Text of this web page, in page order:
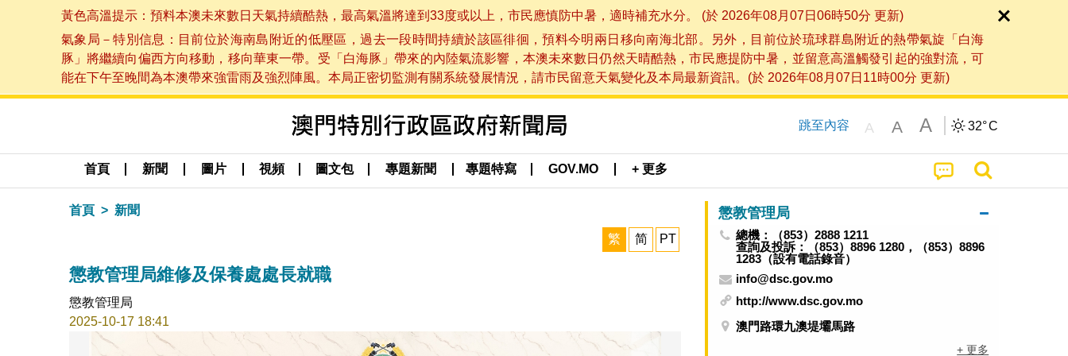
黃色高溫提示：預料本澳未來數日天氣持續酷熱，最高氣溫將達到33度或以上，市民應慎防中暑，適時補充水分。 (於 2026年08月07日06時50分 更新)
氣象局－特別信息：目前位於海南島附近的低壓區，過去一段時間持續於該區徘徊，預料今明兩日移向南海北部。另外，目前位於琉球群島附近的熱帶氣旋「白海
豚」將繼續向偏西方向移動，移向華東一帶。受「白海豚」帶來的內陸氣流影響，本澳未來數日仍然天晴酷熱，市民應提防中暑，並留意高溫觸發引起的強對流，可
能在下午至晚間為本澳帶來強雷雨及強烈陣風。本局正密切監測有關系統發展情況，請市民留意天氣變化及本局最新資訊。(於 2026年08月07日11時00分 更新)
跳至內容 A A A 32°C
首頁 新聞 圖片 視頻 圖文包 專題新聞 專題特寫 GOV.MO + 更多
首頁 新聞
繁 简 PT
懲教管理局維修及保養處處長就職
懲教管理局
2025-10-17 18:41
懲教管理局
總機：（853）2888 1211
查詢及投訴：（853）8896 1280，（853）8896
1283（設有電話錄音）
info@dsc.gov.mo
http://www.dsc.gov.mo
澳門路環九澳堤壩馬路
+ 更多